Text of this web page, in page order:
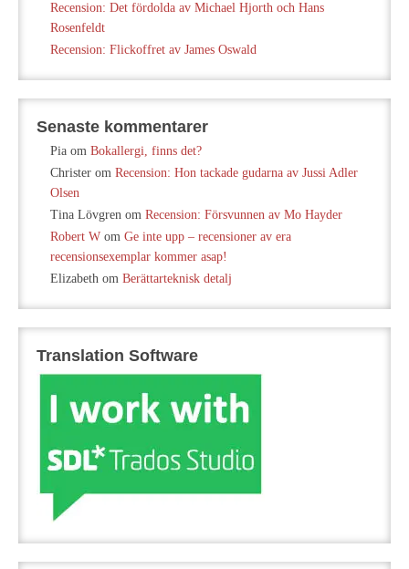
Recension: Det fördolda av Michael Hjorth och Hans
Rosenfeldt
Recension: Flickoffret av James Oswald
Senaste kommentarer
Pia om Bokallergi, finns det?
Christer om Recension: Hon tackade gudarna av Jussi Adler
Olsen
Tina Lövgren om Recension: Försvunnen av Mo Hayder
Robert W om Ge inte upp – recensioner av era
recensionsexemplar kommer asap!
Elizabeth om Berättarteknisk detalj
Translation Software